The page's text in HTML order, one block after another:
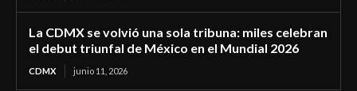
La CDMX se volvió una sola tribuna: miles celebran
el debut triunfal de México en el Mundial 2026
CDMX junio 11, 2026